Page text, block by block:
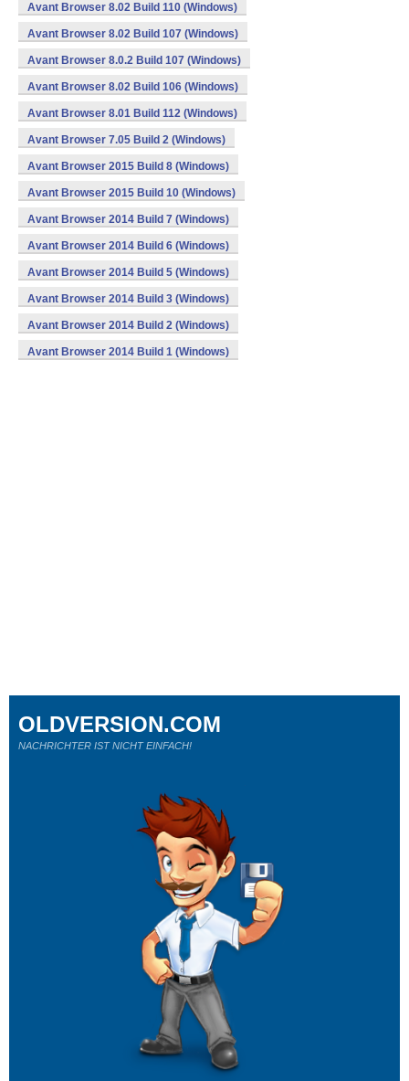
Avant Browser 8.02 Build 110 (Windows)
Avant Browser 8.02 Build 107 (Windows)
Avant Browser 8.0.2 Build 107 (Windows)
Avant Browser 8.02 Build 106 (Windows)
Avant Browser 8.01 Build 112 (Windows)
Avant Browser 7.05 Build 2 (Windows)
Avant Browser 2015 Build 8 (Windows)
Avant Browser 2015 Build 10 (Windows)
Avant Browser 2014 Build 7 (Windows)
Avant Browser 2014 Build 6 (Windows)
Avant Browser 2014 Build 5 (Windows)
Avant Browser 2014 Build 3 (Windows)
Avant Browser 2014 Build 2 (Windows)
Avant Browser 2014 Build 1 (Windows)
OLDVERSION.COM
NACHRICHTER IST NICHT EINFACH!